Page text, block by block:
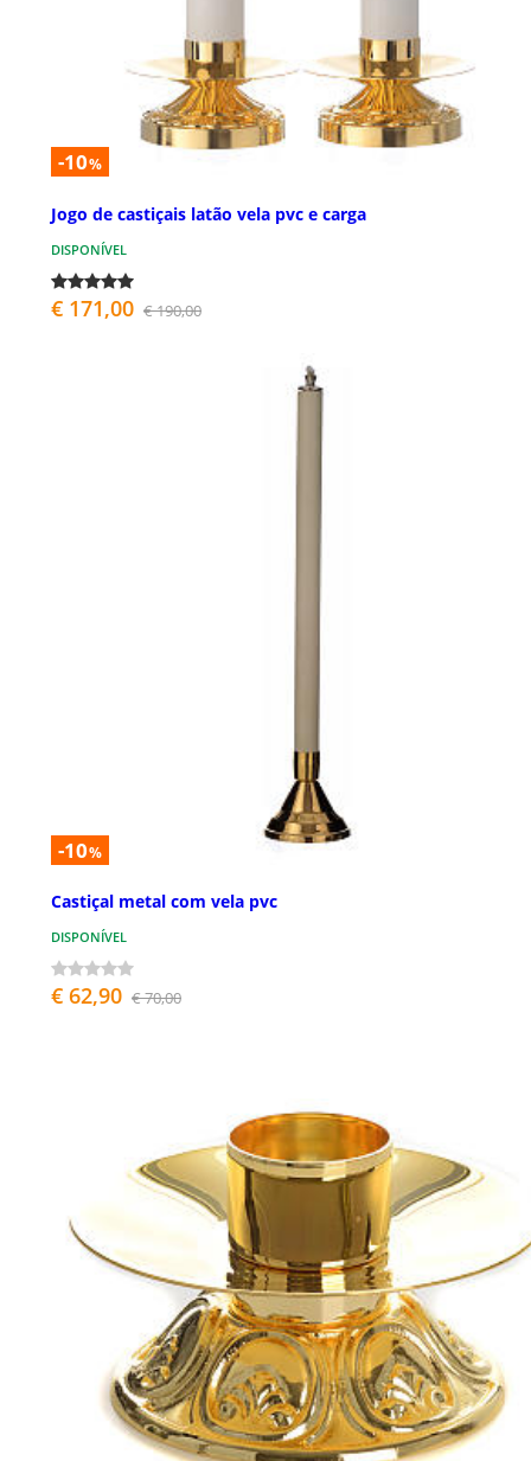
-10%
Jogo de castiçais latão vela pvc e carga
DISPONÍVEL
€ 171,00 € 190,00
-10%
Castiçal metal com vela pvc
DISPONÍVEL
€ 62,90 € 70,00